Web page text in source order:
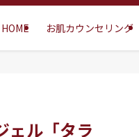
HOME お肌カウンセリング
ェル「タラ